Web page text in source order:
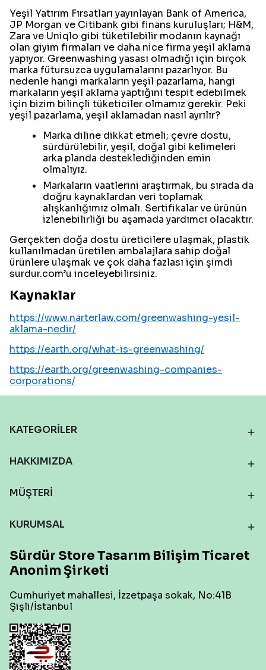
Yeşil Yatırım Fırsatları yayınlayan Bank of America,
JP Morgan ve Citibank gibi finans kuruluşları; H&M,
Zara ve Uniqlo gibi tüketilebilir modanın kaynağı
olan giyim firmaları ve daha nice firma yeşil aklama
yapıyor. Greenwashing yasası olmadığı için birçok
marka fütursuzca uygulamalarını pazarlıyor. Bu
nedenle hangi markaların yeşil pazarlama, hangi
markaların yeşil aklama yaptığını tespit edebilmek
için bizim bilinçli tüketiciler olmamız gerekir. Peki
yeşil pazarlama, yeşil aklamadan nasıl ayrılır?
Marka diline dikkat etmeli; çevre dostu,
sürdürülebilir, yeşil, doğal gibi kelimeleri
arka planda desteklediğinden emin
olmalıyız.
Markaların vaatlerini araştırmak, bu sırada da
doğru kaynaklardan veri toplamak
alışkanlığımız olmalı. Sertifikalar ve ürünün
izlenebilirliği bu aşamada yardımcı olacaktır.
Gerçekten doğa dostu üreticilere ulaşmak, plastik
kullanılmadan üretilen ambalajlara sahip doğal
ürünlere ulaşmak ve çok daha fazlası için şimdi
surdur.com’u inceleyebilirsiniz.
Kaynaklar
https://www.narterlaw.com/greenwashing-yesil-
aklama-nedir/
https://earth.org/what-is-greenwashing/
https://earth.org/greenwashing-companies-
corporations/
KATEGORİLER
HAKKIMIZDA
MÜŞTERİ
KURUMSAL
Sürdür Store Tasarım Bilişim Ticaret
Anonim Şirketi
Cumhuriyet mahallesi, İzzetpaşa sokak, No:41B
Şişli/İstanbul